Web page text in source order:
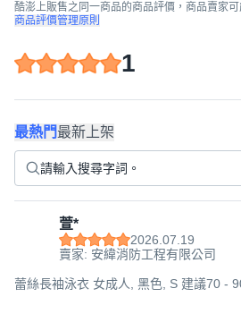
酷澎上販售之同一商品的商品評價，商品賣家可
商品評價管理原則
1
最熱門最新上架
萱*
2026.07.19
賣家: 安緯消防工程有限公司
蕾絲長袖泳衣 女成人, 黑色, S 建議70 -